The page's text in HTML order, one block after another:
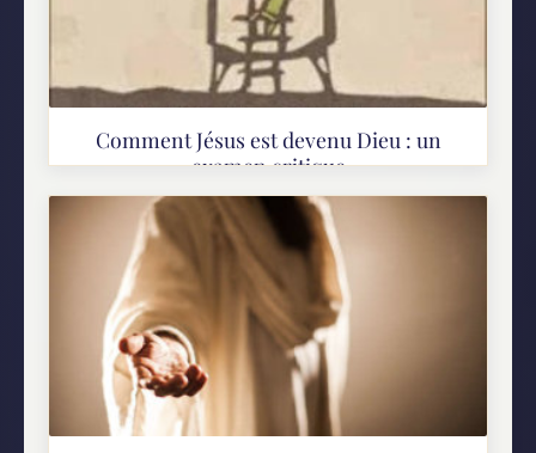
Comment Jésus est devenu Dieu : un
examen critique
La plupart des chrétiens disent que les apôtres
sont venus à croire que Jésus était Dieu après
avoir vu comment la résurrection du Christ a
justifié ses prétentions à la...